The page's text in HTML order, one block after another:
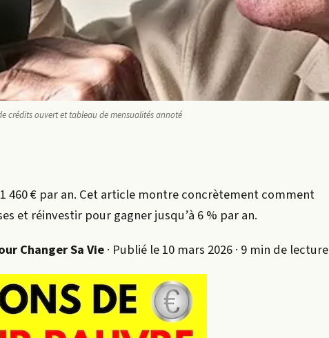
crédits ouvert et tableau de mensualités annoté
460 € par an. Cet article montre concrètement comment
et réinvestir pour gagner jusqu’à 6 % par an.
Changer Sa Vie· Publié le 10 mars 2026 · 9 min de lecture